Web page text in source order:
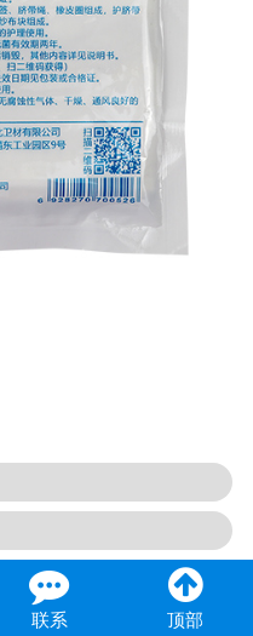
联系 顶部